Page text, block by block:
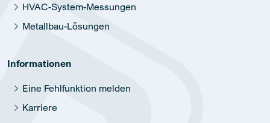
HVAC-System-Messungen
Metallbau-Lösungen
Informationen
Eine Fehlfunktion melden
Karriere